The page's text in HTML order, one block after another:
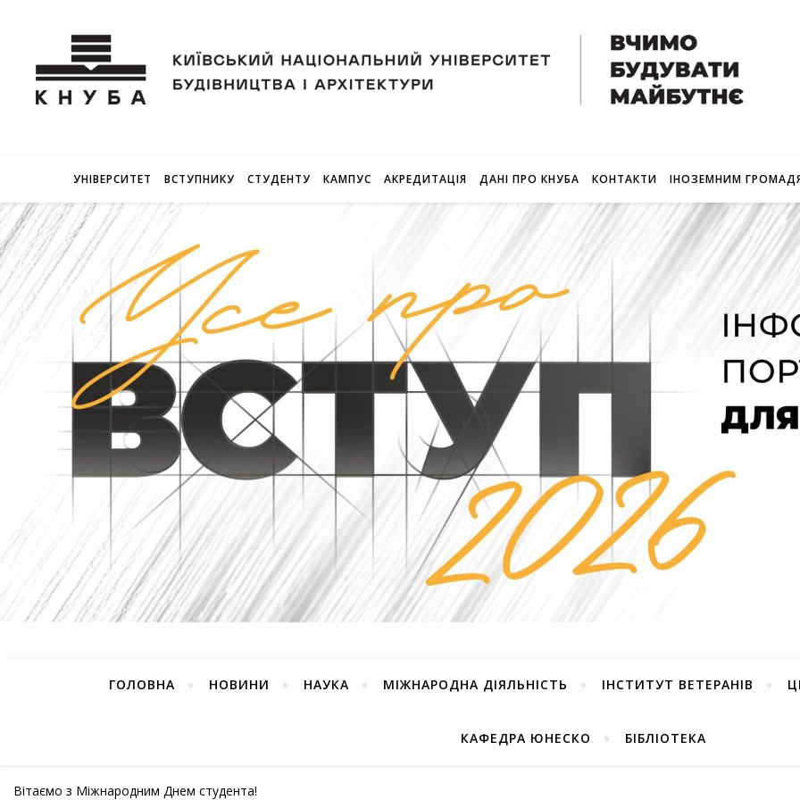
УНІВЕРСИТЕТ ВСТУПНИКУ СТУДЕНТУ КАМПУС АКРЕДИТАЦІЯ ДАНІ ПРО КНУБА КОНТАКТИ ІНОЗЕМНИМ
ГОЛОВНА НОВИНИ НАУКА МІЖНАРОДНА ДІЯЛЬНІСТЬ ІНСТИТУТ ВЕТЕРАНІВ
КАФЕДРА ЮНЕСКО БІБЛІОТЕКА
Вітаємо з Міжнародним Днем студента!